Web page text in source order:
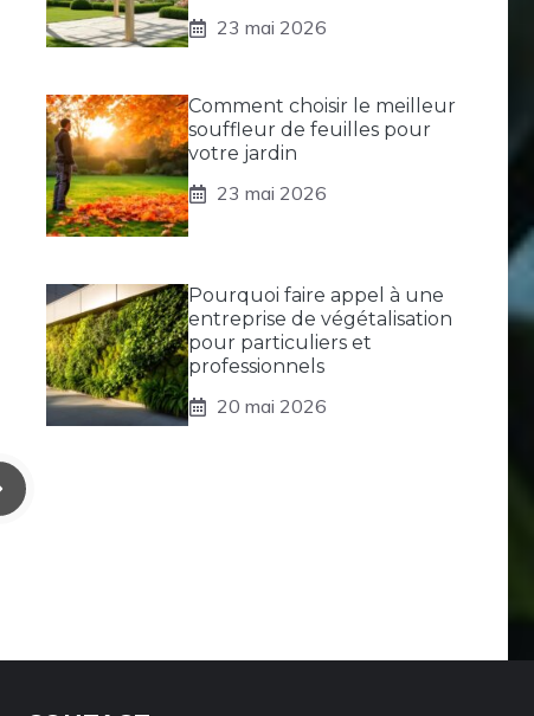
23 mai 2026
Comment choisir le meilleur
souffleur de feuilles pour
votre jardin
23 mai 2026
Pourquoi faire appel à une
entreprise de végétalisation
pour particuliers et
professionnels
20 mai 2026